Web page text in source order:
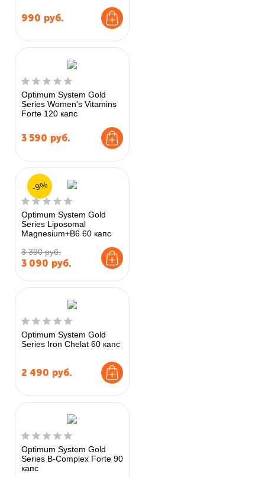
990 руб.
Optimum System Gold
Series Women's Vitamins
Forte 120 капс
3 590 руб.
Optimum System Gold
Series Liposomal
Magnesium+B6 60 капс
3 390 руб.
3 090 руб.
-9%
Optimum System Gold
Series Iron Chelat 60 капс
2 490 руб.
Optimum System Gold
Series B-Complex Forte 90
капс